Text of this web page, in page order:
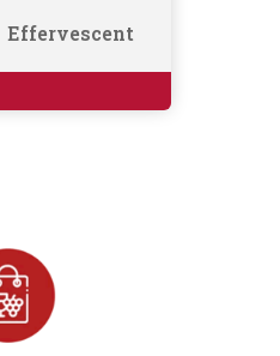
Effervescent